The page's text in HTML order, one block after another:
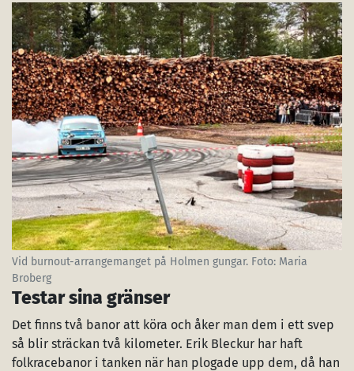
Vid burnout-arrangemanget på Holmen gungar. Foto: Maria
Broberg
Testar sina gränser
Det finns två banor att köra och åker man dem i ett svep
så blir sträckan två kilometer. Erik Bleckur har haft
folkracebanor i tanken när han plogade upp dem, då han